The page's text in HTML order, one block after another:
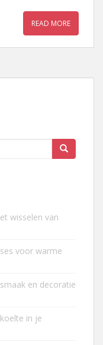
READ MORE
wisselen van
voor warme
en decoratie
in je